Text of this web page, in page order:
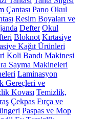
Çantası Pano Okul
Resim Boyaları ve
Defter Okul
Bloknot Kırtasiye
Kağıt Ürünleri
Koli Bandı Makinesi
Sayma Makineleri
Laminasyon
Gereçleri ve
Kovası Temizlik,
Çekpas Fırça ve
Paspas ve Mop